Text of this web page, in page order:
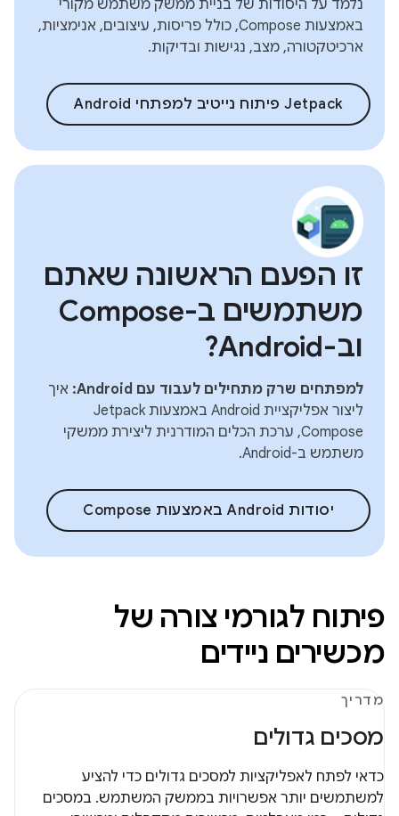
נלמד על היסודות של בניית ממשק משתמש מקורי
באמצעות Compose, כולל פריסות, עיצובים, אנימציות,
ארכיטקטורה, מצב, נגישות ובדיקות.
‫Jetpack פיתוח נייטיב למפתחי Android
זו הפעם הראשונה שאתם
משתמשים ב-Compose
וב-Android?
למפתחים שרק מתחילים לעבוד עם Android:
איך
ליצור אפליקציית Android באמצעות Jetpack
Compose, ערכת הכלים המודרנית ליצירת ממשקי
משתמש ב-Android.
יסודות Android באמצעות Compose
פיתוח לגורמי צורה של
מכשירים ניידים
מדריך
מסכים גדולים
כדאי לפתח לאפליקציות למסכים גדולים כדי להציע
למשתמשים יותר אפשרויות בממשק המשתמש. במסכים